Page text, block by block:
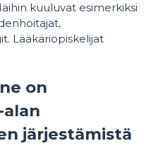
kuuluvat esimerkiksi
Lääkäriopiskelijat
on
järjestämistä